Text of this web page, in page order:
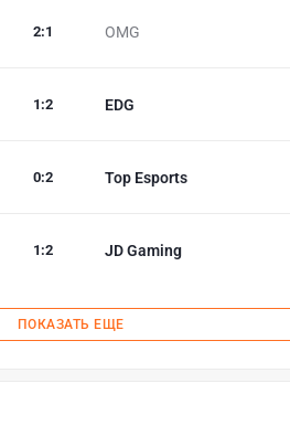
OMG
2:1
EDG
1 :2
Top Esports
0:2
JD Gaming
1 :2
ПОКАЗАТЬ ЕЩЕ